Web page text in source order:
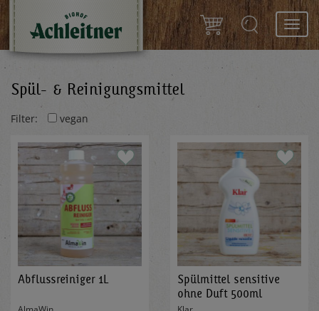
Spül- & Reinigungsmittel
Filter: vegan
Abflussreiniger 1L
Spülmittel sensitive
ohne Duft 500ml